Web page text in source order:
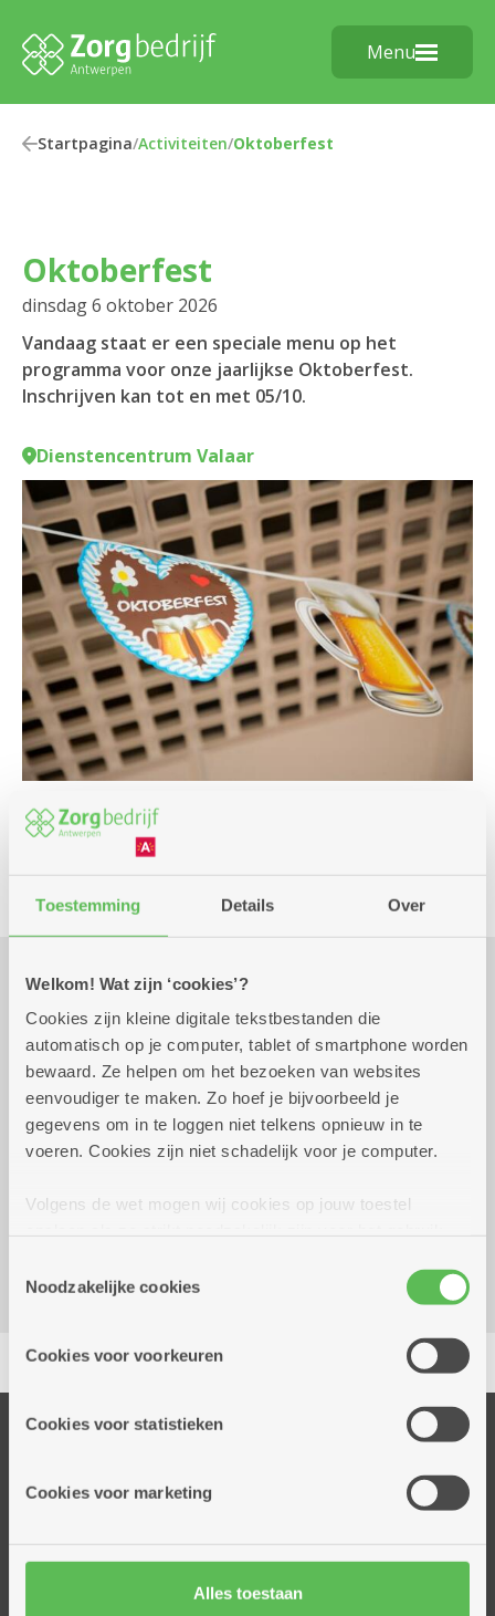
Toestemming Details Over
Welkom! Wat zijn ‘cookies’?
Cookies zijn kleine digitale tekstbestanden die
automatisch op je computer, tablet of smartphone worden
bewaard. Ze helpen om het bezoeken van websites
eenvoudiger te maken. Zo hoef je bijvoorbeeld je
gegevens om in te loggen niet telkens opnieuw in te
voeren. Cookies zijn niet schadelijk voor je computer.
Volgens de wet mogen wij cookies op jouw toestel
cookies hebben we jouw toestemming nodig. Sommige
cookies worden geplaatst door derde partijen die een
informatie over jouw (geanonimiseerd) gebruik van onze
partners kunnen deze gegevens combineren met andere
Noodzakelijke cookies
Cookies voor voorkeuren
Cookies voor statistieken
Cookies voor marketing
Alles toestaan
Menu
Startpagina/Activiteiten/Oktoberfest
Oktoberfest
dinsdag 6 oktober 2026
Vandaag staat er een speciale menu op het
programma voor onze jaarlijkse Oktoberfest.
Inschrijven kan tot en met 05/10.
Dienstencentrum Valaar
Feest en dans
Praktisch
dinsdag 6 oktober 202612.00 uur tot 13.00 uur
€ 10 inschrijven kan tot en met 05/10.
Dienstencentrum Valaar
Dichtersstraat 115
Delen
Onze diensten
Dienstencentra
Woonzorgcentra
Financieel comfort